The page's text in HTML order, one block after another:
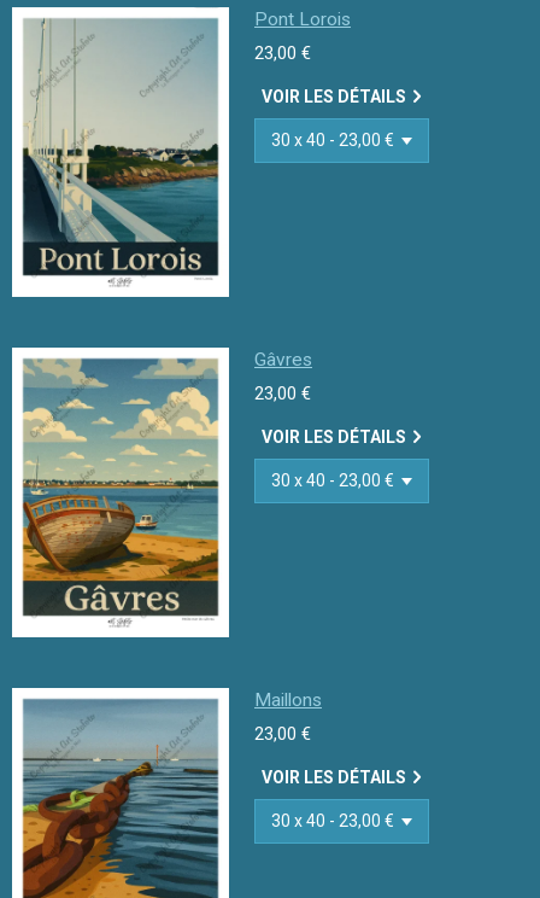
Pont Lorois
23,00 €
VOIR LES DÉTAILS
Gâvres
23,00 €
VOIR LES DÉTAILS
Maillons
23,00 €
VOIR LES DÉTAILS